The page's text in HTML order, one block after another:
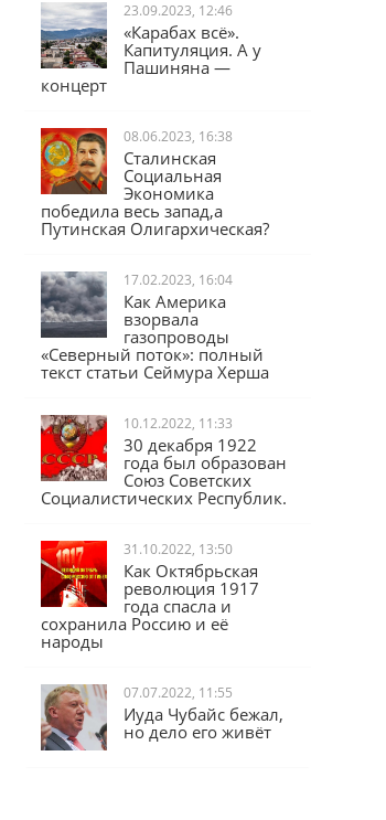
23.09.2023, 12:46
«Карабах всё».
Капитуляция. А у
Пашиняна —
концерт
08.06.2023, 16:38
Сталинская
Социальная
Экономика
победила весь запад,а
Путинская Олигархическая?
17.02.2023, 16:04
Как Америка
взорвала
газопроводы
«Северный поток»: полный
текст статьи Сеймура Херша
10.12.2022, 11:33
30 декабря 1922
года был образован
Союз Советских
Социалистических Республик.
31.10.2022, 13:50
Как Октябрьская
революция 1917
года спасла и
сохранила Россию и её
народы
07.07.2022, 11:55
Иуда Чубайс бежал,
но дело его живёт